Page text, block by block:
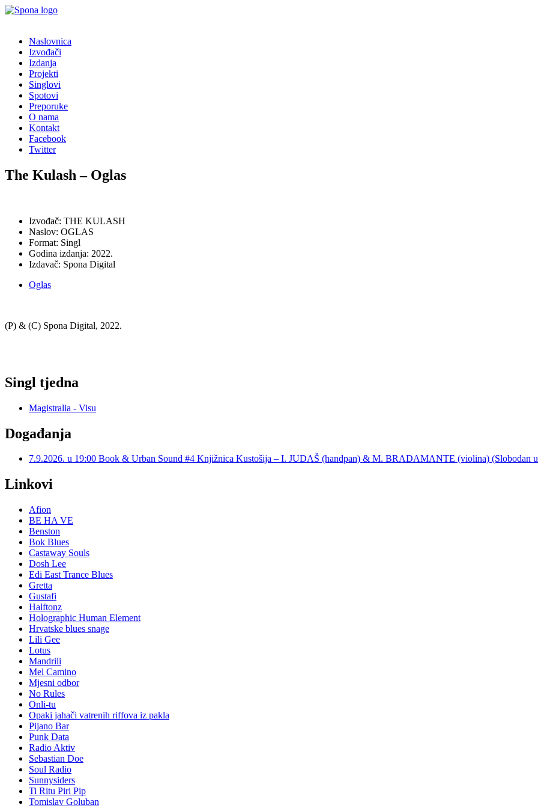
Naslovnica
Izvođači
Izdanja
Projekti
Singlovi
Spotovi
Preporuke
O nama
Kontakt
Facebook
Twitter
The Kulash – Oglas
Izvođač: THE KULASH
Naslov: OGLAS
Format: Singl
Godina izdanja: 2022.
Izdavač: Spona Digital
Oglas
(P) & (C) Spona Digital, 2022.
Singl tjedna
Magistralia - Visu
Događanja
7.9.2026. u 19:00 Book & Urban Sound #4 Knjižnica Kustošija – I. JUDAŠ (handpan) & M. BRADAMANTE (violina) (Slobodan
Linkovi
Afion
BE HA VE
Benston
Bok Blues
Castaway Souls
Dosh Lee
Edi East Trance Blues
Gretta
Gustafi
Halftonz
Holographic Human Element
Hrvatske blues snage
Lili Gee
Lotus
Mandrili
Mel Camino
Mjesni odbor
No Rules
Onli-tu
Opaki jahači vatrenih riffova iz pakla
Pijano Bar
Punk Data
Radio Aktiv
Sebastian Doe
Soul Radio
Sunnysiders
Ti Ritu Piri Pip
Tomislav Goluban